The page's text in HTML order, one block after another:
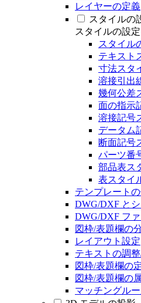
レイヤーの定義
スタイルの
スタイルの設定
スタイル
テキスト
寸法スタ
溶接引出
幾何公差
面の指示
溶接記号
データム
断面記号
パーツ番
部品表ス
表スタイ
テンプレート
DWG/DXF と
DWG/DXF ファ
図枠/表題欄の
レイアウト設定
テキストの調
図枠/表題欄の
図枠/表題欄の
マッチングル